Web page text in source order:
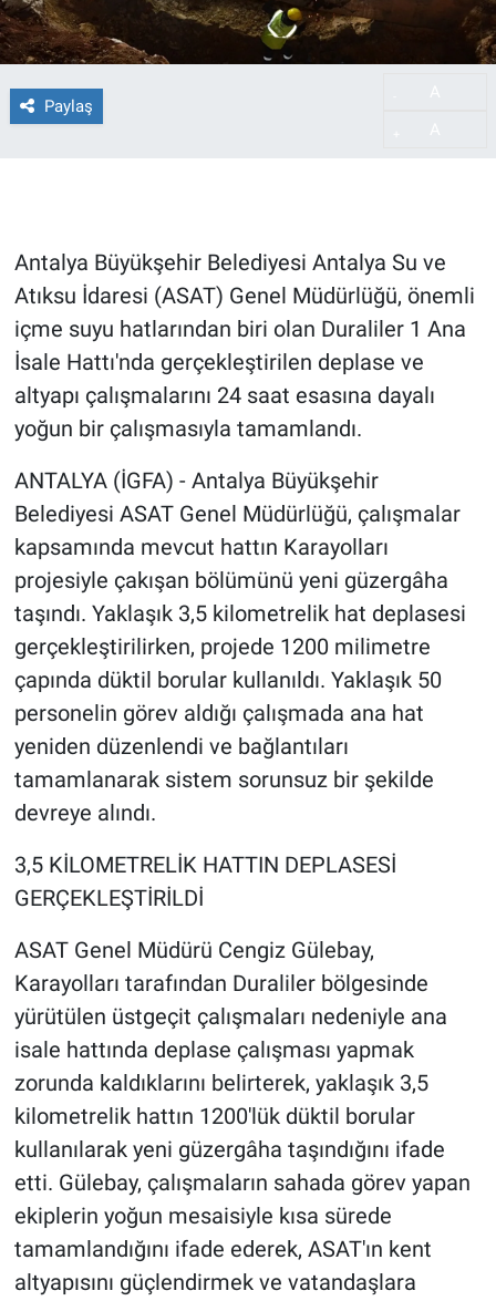
Paylaş
Antalya Büyükşehir Belediyesi Antalya Su ve
Atıksu İdaresi (ASAT) Genel Müdürlüğü, önemli
içme suyu hatlarından biri olan Duraliler 1 Ana
İsale Hattı'nda gerçekleştirilen deplase ve
altyapı çalışmalarını 24 saat esasına dayalı
yoğun bir çalışmasıyla tamamlandı.
ANTALYA (İGFA) - Antalya Büyükşehir
Belediyesi ASAT Genel Müdürlüğü, çalışmalar
kapsamında mevcut hattın Karayolları
projesiyle çakışan bölümünü yeni güzergâha
taşındı. Yaklaşık 3,5 kilometrelik hat deplasesi
gerçekleştirilirken, projede 1200 milimetre
çapında düktil borular kullanıldı. Yaklaşık 50
personelin görev aldığı çalışmada ana hat
yeniden düzenlendi ve bağlantıları
tamamlanarak sistem sorunsuz bir şekilde
devreye alındı.
3,5 KİLOMETRELİK HATTIN DEPLASESİ
GERÇEKLEŞTİRİLDİ
ASAT Genel Müdürü Cengiz Gülebay,
Karayolları tarafından Duraliler bölgesinde
yürütülen üstgeçit çalışmaları nedeniyle ana
isale hattında deplase çalışması yapmak
zorunda kaldıklarını belirterek, yaklaşık 3,5
kilometrelik hattın 1200'lük düktil borular
kullanılarak yeni güzergâha taşındığını ifade
etti. Gülebay, çalışmaların sahada görev yapan
ekiplerin yoğun mesaisiyle kısa sürede
tamamlandığını ifade ederek, ASAT'ın kent
altyapısını güçlendirmek ve vatandaşlara